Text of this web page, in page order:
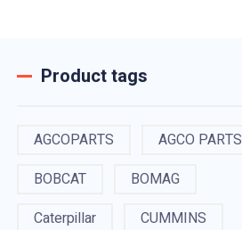
Product tags
AGCOPARTS
AGCO PARTS
BOBCAT
BOMAG
Caterpillar
CUMMINS